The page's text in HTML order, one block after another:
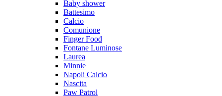
Baby shower
Battesimo
Calcio
Comunione
Finger Food
Fontane Luminose
Laurea
Minnie
Napoli Calcio
Nascita
Paw Patrol